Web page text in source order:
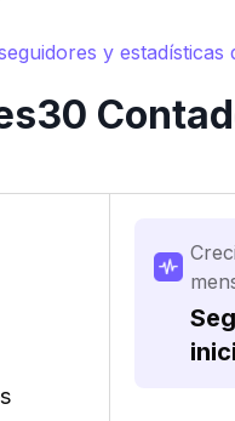
y estadísticas